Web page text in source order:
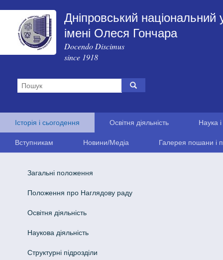
Дніпровський національний
імені Олеся Гончара
Docendo Discimus
since 1918
Історія і сьогодення Освітня діяльність Наука
Вступникам Новини/Медіа Галерея пошани і
Загальні положення
Положення про Наглядову раду
Освітня діяльність
Наукова діяльність
Структурні підрозділи